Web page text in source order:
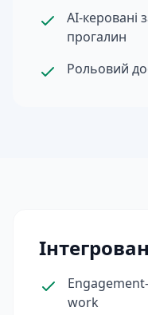
AI‑керовані
прогалин
Рольовий
work